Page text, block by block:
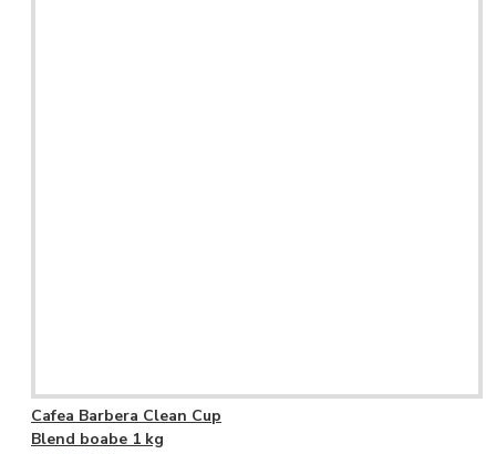
Cafea Barbera Clean Cup
Blend boabe 1 kg